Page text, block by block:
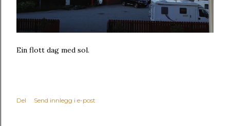
Ein flott dag med sol.
Del Send innlegg i e-post